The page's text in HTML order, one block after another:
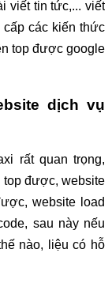
viết tin tức,... viết
cấp các kiến thức
top được google
dịch vụ
rất quan trọng,
top được, website
website load
sau này nếu
nào, liệu có hỗ